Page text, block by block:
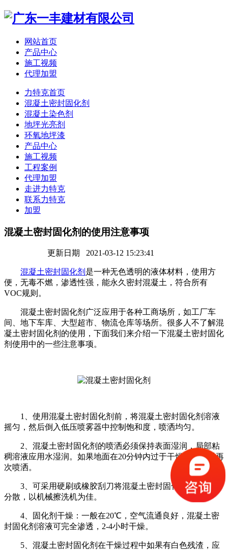
网站首页
产品中心
施工视频
代理加盟
力特克首页
混凝土密封固化剂
混凝土染色剂
地坪光亮剂
环氧地坪漆
产品中心
施工视频
工程案例
代理加盟
走进力特克
联系力特克
加盟
混凝土密封固化剂的使用注意事项
更新日期 2021-03-12 15:23:41
混凝土密封固化剂 是一种无色透明的液体材料，使用方
便，无毒不燃，渗透性强，能永久密封混凝土，符合所有
VOC规则。
混凝土密封固化剂广泛应用于各种工商场所，如工厂车
间、地下车库、大型超市、物流仓库等场所。很多人不了解混
凝土密封固化剂的使用，下面我们来介绍一下混凝土密封固化
剂使用中的一些注意事项。
1、使用混凝土密封固化剂前，将混凝土密封固化剂溶液
摇匀，然后倒入低压喷雾器中控制饱和度，喷洒均匀。
2、混凝土密封固化剂的喷洒必须保持表面湿润，局部粘
稠溶液应用水湿润。如果地面在20分钟内过于干燥，应及时再
次喷洒。
3、可采用硬刷或橡胶刮刀将混凝土密封固化剂溶液均匀
分散，以机械擦洗机为佳。
4、固化剂干燥：一般在20℃，空气流通良好，混凝土密
封固化剂溶液可完全渗透，2-4小时干燥。
5、混凝土密封固化剂在干燥过程中如果有白色残渣，应